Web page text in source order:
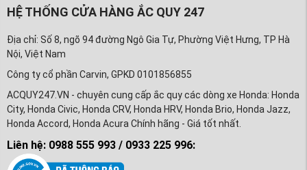
HỆ THỐNG CỬA HÀNG ẮC QUY 247
Địa chỉ: Số 8, ngõ 94 đường Ngô Gia Tự, Phường Việt Hưng, TP Hà
Nội, Việt Nam
Công ty cổ phần Carvin, GPKD 0101856855
ACQUY247.VN - chuyên cung cấp ắc quy các dòng xe Honda: Honda
City, Honda Civic, Honda CRV, Honda HRV, Honda Brio, Honda Jazz,
Honda Accord, Honda Acura Chính hãng - Giá tốt nhất.
Liên hệ: 0988 555 993 / 0933 225 996: